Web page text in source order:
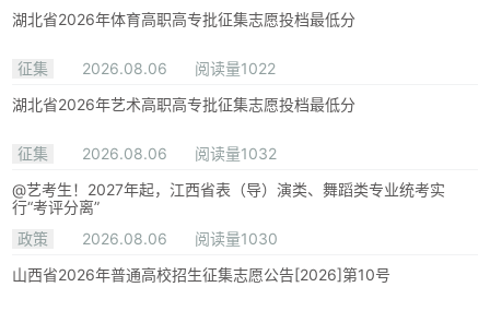
湖北省2026年体育高职高专批征集志愿投档最低分
征集 2026.08.06
阅读量1022
湖北省2026年艺术高职高专批征集志愿投档最低分
征集 2026.08.06
阅读量1032
@艺考生！2027年起，江西省表（导）演类、舞蹈类专业统考实
行“考评分离”
政策
2026.08.06
阅读量1030
山西省2026年普通高校招生征集志愿公告[2026]第10号